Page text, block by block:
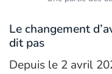
Le changement
dit pas
Depuis le 2 avril